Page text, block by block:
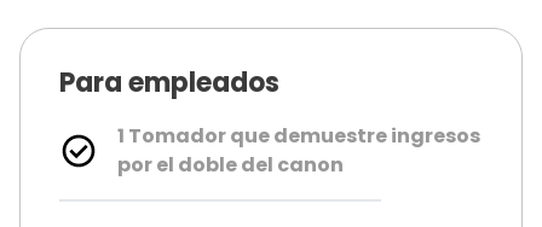
Para empleados
1 Tomador que demuestre ingresos
por el doble del canon